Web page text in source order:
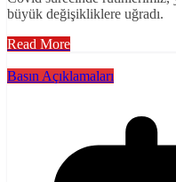
büyük değişikliklere uğradı.
Read More
Basın Açıklamaları